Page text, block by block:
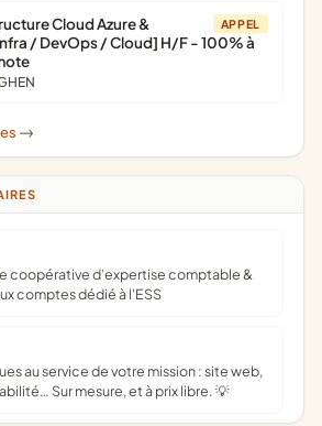
APPEL
Cloud Azure &
/ DevOps / Cloud] H/F - 100% à
->
comptes dédié à l'ESS
Sur mesure, et à prix libre. 💡